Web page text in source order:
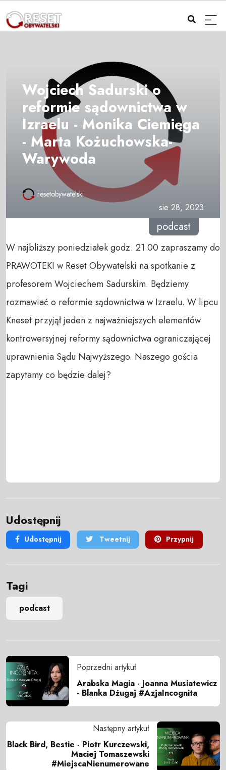
Wojciech Sadurski o
reformie sądownictwa w
Izraelu - Monika Ciemięga
- Marta Kożuchowska-
Warywoda
resetobywatelski
sie 28, 2023
podcast
W najbliższy poniedziałek godz. 21.00 zapraszamy do
PRAWOTEKI w Reset Obywatelski na spotkanie z
profesorem Wojciechem Sadurskim. Będziemy
rozmawiać o reformie sądownictwa w Izraelu. W lipcu
Kneset przyjął jeden z najważniejszych elementów
kontrowersyjnej reformy sądownictwa ograniczającej
uprawnienia Sądu Najwyższego. Naszego gościa
zapytamy co będzie dalej?
Udostępnij
Udostępnij Tweetnij Przypnij
Tagi
podcast
Poprzedni artykuł
Arabska Magia - Joanna Musiatewicz
- Blanka Dżugaj #AzjaIncognita
Następny artykuł
Black Bird, Bestie - Piotr Kurczewski,
Maciej Tomaszewski
#MiejscaNienumerowane